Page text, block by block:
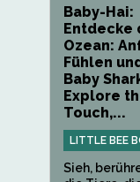
Baby-Hai:
Entdecke
Ozean:
Fühlen
Baby
Explore
Touch,...
LITTLE BEE
Sieh,